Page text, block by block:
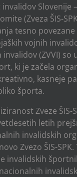
Slovenije
(Zveza ŠIS-
tesno
vojnih
(ZVVI) so
ki je začela
kasneje
športa.
Zveze ŠIS-
letih
invalidskih
Zvezo ŠIS-SPK.
invalidskih